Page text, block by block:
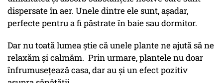
dispersate în aer. Unele dintre ele sunt, așadar,
perfecte pentru a fi păstrate în baie sau dormitor.
Dar nu toată lumea știe că unele plante ne ajută să ne
relaxăm și calmăm. Prin urmare, plantele nu doar
înfrumusețează casa, dar au și un efect pozitiv